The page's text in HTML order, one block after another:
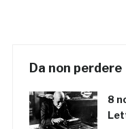
Da non perdere
8